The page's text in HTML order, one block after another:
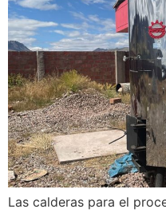
Las calderas para el